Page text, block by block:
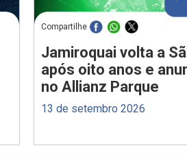
Compartilhe
Jamiroquai volta a
após oito anos e
no Allianz Parque
13 de setembro 2026